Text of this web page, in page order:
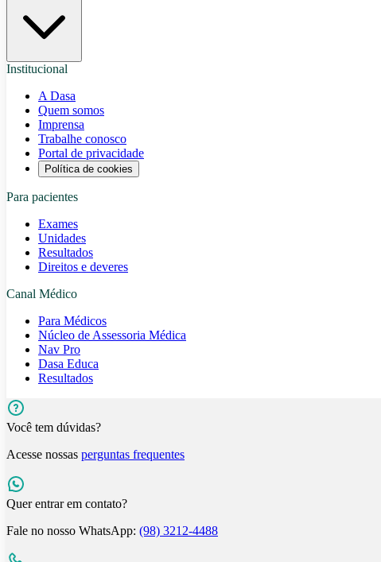
Institucional
A Dasa
Quem somos
Imprensa
Trabalhe conosco
Portal de privacidade
Política de cookies
Para pacientes
Exames
Unidades
Resultados
Direitos e deveres
Canal Médico
Para Médicos
Núcleo de Assessoria Médica
Nav Pro
Dasa Educa
Resultados
Você tem dúvidas?
Acesse nossas perguntas frequentes
Quer entrar em contato?
Fale no nosso WhatsApp: (98) 3212-4488